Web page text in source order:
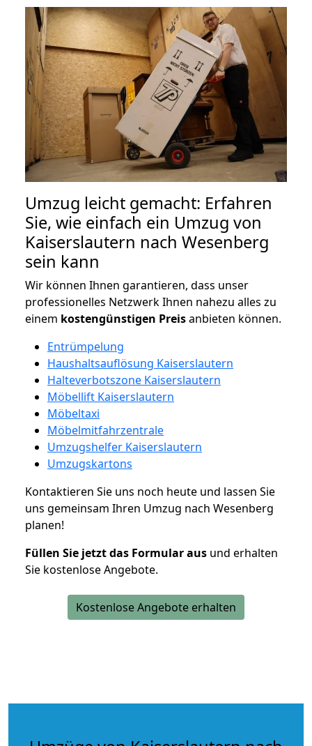
Umzug leicht gemacht: Erfahren
Sie, wie einfach ein Umzug von
Kaiserslautern nach Wesenberg
sein kann
Wir können Ihnen garantieren, dass unser
professionelles Netzwerk Ihnen nahezu alles zu
einem kostengünstigen Preisanbieten können.
Entrümpelung
Haushaltsauflösung Kaiserslautern
Halteverbotszone Kaiserslautern
Möbellift Kaiserslautern
Möbeltaxi
Möbelmitfahrzentrale
Umzugshelfer Kaiserslautern
Umzugskartons
Kontaktieren Sie uns noch heute und lassen Sie
uns gemeinsam Ihren Umzug nach Wesenberg
planen!
Füllen Sie jetzt das Formular aus und erhalten
Sie kostenlose Angebote.
Kostenlose Angebote erhalten